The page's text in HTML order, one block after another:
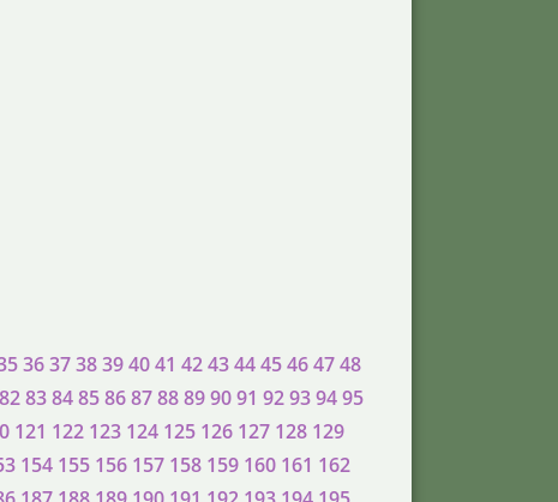
363738394041 42434445464748
82838485868788899091 92939495
121 122 123 124 125 126 127 128 129
154 155 156 157 158 159 160 161 162